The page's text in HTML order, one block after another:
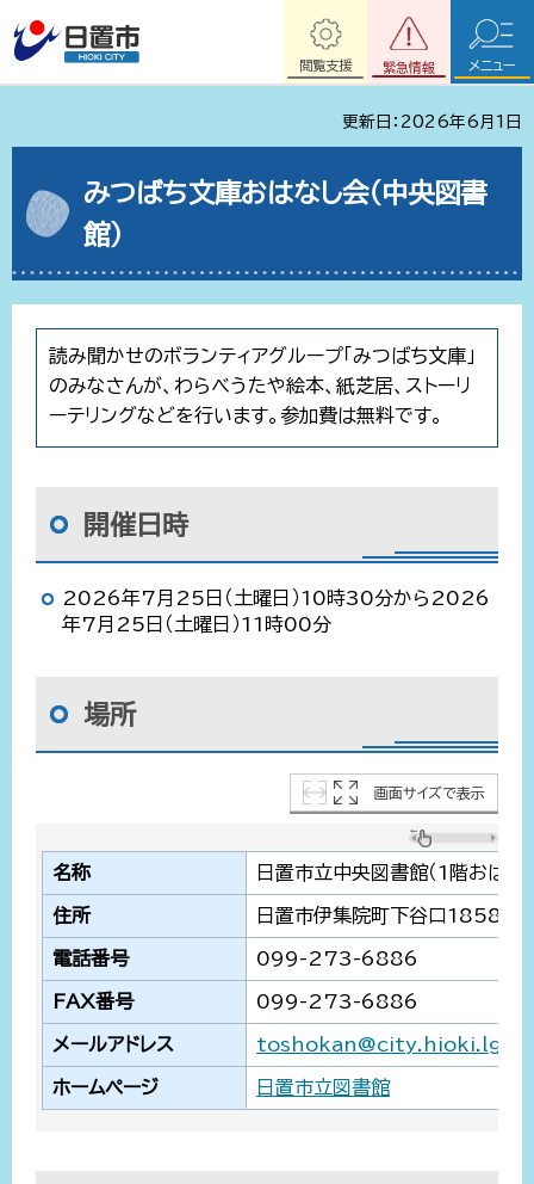
緊急情報
閲覧支援 メニュー
更新日：2026年6月1日
みつばち文庫おはなし会（中央図書
館）
読み聞かせのボランティアグループ「みつばち文庫」
のみなさんが、わらべうたや絵本、紙芝居、ストーリ
ーテリングなどを行います。参加費は無料です。
開催日時
2026年7月25日（土曜日）10時30分から2026
年7月25日（土曜日）11時00分
場所
画面サイズで表示
名称 日置市立中央図書館（1階おはな
住所 日置市伊集院町下谷口1858番
電話番号 099-273-6886
FAX番号 099-273-6886
メールアドレス toshokan@city.hioki.lg.jp
ホームページ 日置市立図書館